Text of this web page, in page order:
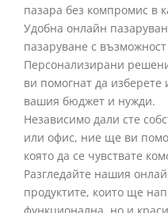
пазара без компромис в
Удобна онлайн
пазаруване с
Персонализирани
ви помогнат да
вашия бюджет и нужди.
Независимо дали сте
или офис, ние ще ви
която да се чувствате
Разгледайте нашия
продуктите, които ще